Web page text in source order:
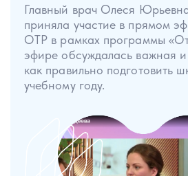
Главный врач Олеся
приняла участие в прямом
ОТР в рамках программы
эфире обсуждалась важная и
как правильно подготовить
учебному году.